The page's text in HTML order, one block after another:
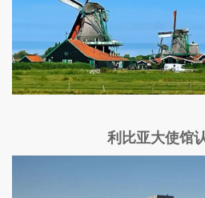
利比亚大使馆